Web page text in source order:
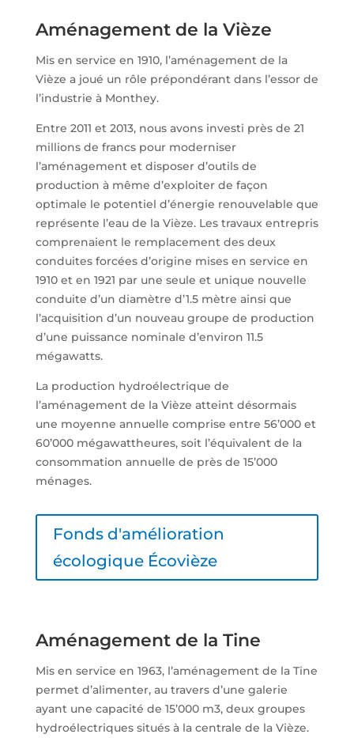
Aménagement de la Vièze
Mis en service en 1910, l’aménagement de la
Vièze a joué un rôle prépondérant dans l’essor de
l’industrie à Monthey.
Entre 2011 et 2013, nous avons investi près de 21
millions de francs pour moderniser
l’aménagement et disposer d’outils de
production à même d’exploiter de façon
optimale le potentiel d’énergie renouvelable que
représente l’eau de la Vièze. Les travaux entrepris
comprenaient le remplacement des deux
conduites forcées d’origine mises en service en
1910 et en 1921 par une seule et unique nouvelle
conduite d’un diamètre d’1.5 mètre ainsi que
l’acquisition d’un nouveau groupe de production
d’une puissance nominale d’environ 11.5
mégawatts.
La production hydroélectrique de
l’aménagement de la Vièze atteint désormais
une moyenne annuelle comprise entre 56’000 et
60’000 mégawattheures, soit l’équivalent de la
consommation annuelle de près de 15’000
ménages.
Fonds d'amélioration
écologique Écovièze
Aménagement de la Tine
Mis en service en 1963, l’aménagement de la Tine
permet d’alimenter, au travers d’une galerie
ayant une capacité de 15’000 m3, deux groupes
hydroélectriques situés à la centrale de la Vièze.